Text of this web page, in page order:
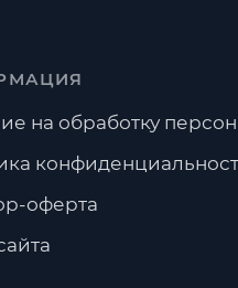
на обработку
оферта